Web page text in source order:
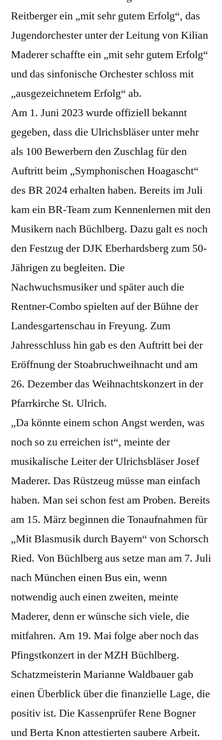
Reitberger ein „mit sehr gutem Erfolg“, das
Jugendorchester unter der Leitung von Kilian
Maderer schaffte ein „mit sehr gutem Erfolg“
und das sinfonische Orchester schloss mit
„ausgezeichnetem Erfolg“ ab.
Am 1. Juni 2023 wurde offiziell bekannt
gegeben, dass die Ulrichsbläser unter mehr
als 100 Bewerbern den Zuschlag für den
Auftritt beim „Symphonischen Hoagascht“
des BR 2024 erhalten haben. Bereits im Juli
kam ein BR-Team zum Kennenlernen mit den
Musikern nach Büchlberg. Dazu galt es noch
den Festzug der DJK Eberhardsberg zum 50-
Jährigen zu begleiten. Die
Nachwuchsmusiker und später auch die
Rentner-Combo spielten auf der Bühne der
Landesgartenschau in Freyung. Zum
Jahresschluss hin gab es den Auftritt bei der
Eröffnung der Stoabruchweihnacht und am
26. Dezember das Weihnachtskonzert in der
Pfarrkirche St. Ulrich.
„Da könnte einem schon Angst werden, was
noch so zu erreichen ist“, meinte der
musikalische Leiter der Ulrichsbläser Josef
Maderer. Das Rüstzeug müsse man einfach
haben. Man sei schon fest am Proben. Bereits
am 15. März beginnen die Tonaufnahmen für
„Mit Blasmusik durch Bayern“ von Schorsch
Ried. Von Büchlberg aus setze man am 7. Juli
nach München einen Bus ein, wenn
notwendig auch einen zweiten, meinte
Maderer, denn er wünsche sich viele, die
mitfahren. Am 19. Mai folge aber noch das
Pfingstkonzert in der MZH Büchlberg.
Schatzmeisterin Marianne Waldbauer gab
einen Überblick über die finanzielle Lage, die
positiv ist. Die Kassenprüfer Rene Bogner
und Berta Knon attestierten saubere Arbeit.